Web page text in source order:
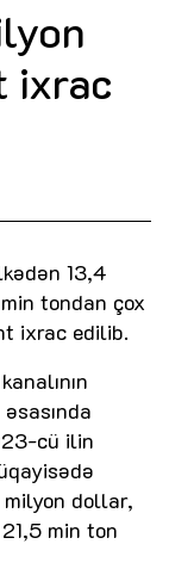
ixrac
13,4
tondan çox
ixrac edilib.
cü ilin
dollar,
min ton